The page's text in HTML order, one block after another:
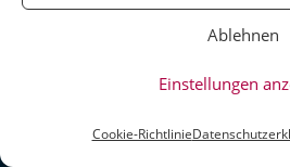
Ablehnen
Einstellungen
Cookie-Richtlinie